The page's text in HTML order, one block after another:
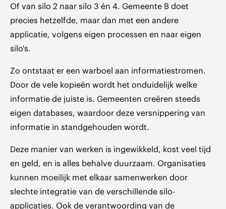
Of van silo 2 naar silo 3 én 4. Gemeente B doet
precies hetzelfde, maar dan met een andere
applicatie, volgens eigen processen en naar eigen
silo's.
Zo ontstaat er een warboel aan informatiestromen.
Door de vele kopieën wordt het onduidelijk welke
informatie de juiste is. Gemeenten creëren steeds
eigen databases, waardoor deze versnippering van
informatie in standgehouden wordt.
Deze manier van werken is ingewikkeld, kost veel tijd
en geld, en is alles behalve duurzaam. Organisaties
kunnen moeilijk met elkaar samenwerken door
slechte integratie van de verschillende silo-
applicaties. Ook de verantwoording van de